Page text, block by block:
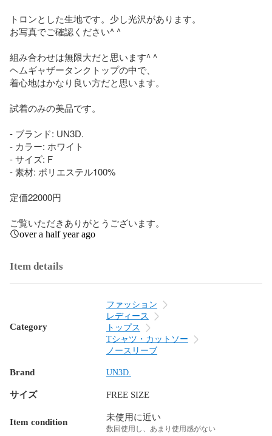
トロンとした生地です。少し光沢があります。
お写真でご確認ください^ ^
組み合わせは無限大だと思います^ ^
ヘムギャザータンクトップの中で、
着心地はかなり良い方だと思います。
試着のみの美品です。
- ブランド: UN3D.
- カラー: ホワイト
- サイズ: F
- 素材: ポリエステル100%
定価22000円
ご覧いただきありがとうございます。
over a half year ago
Item details
Category
ファッション
レディース
トップス
Tシャツ・カットソー
ノースリーブ
Brand UN3D.
サイズ FREE SIZE
Item condition 未使用に近い
数回使用し、あまり使用感がない